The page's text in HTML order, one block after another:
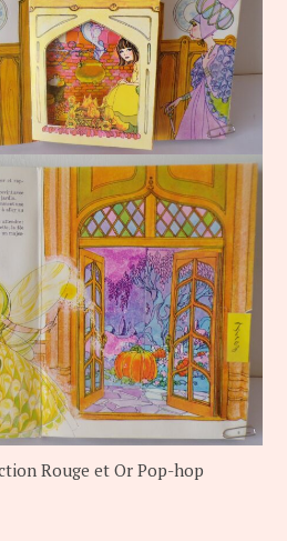
Rouge et Or Pop-hop